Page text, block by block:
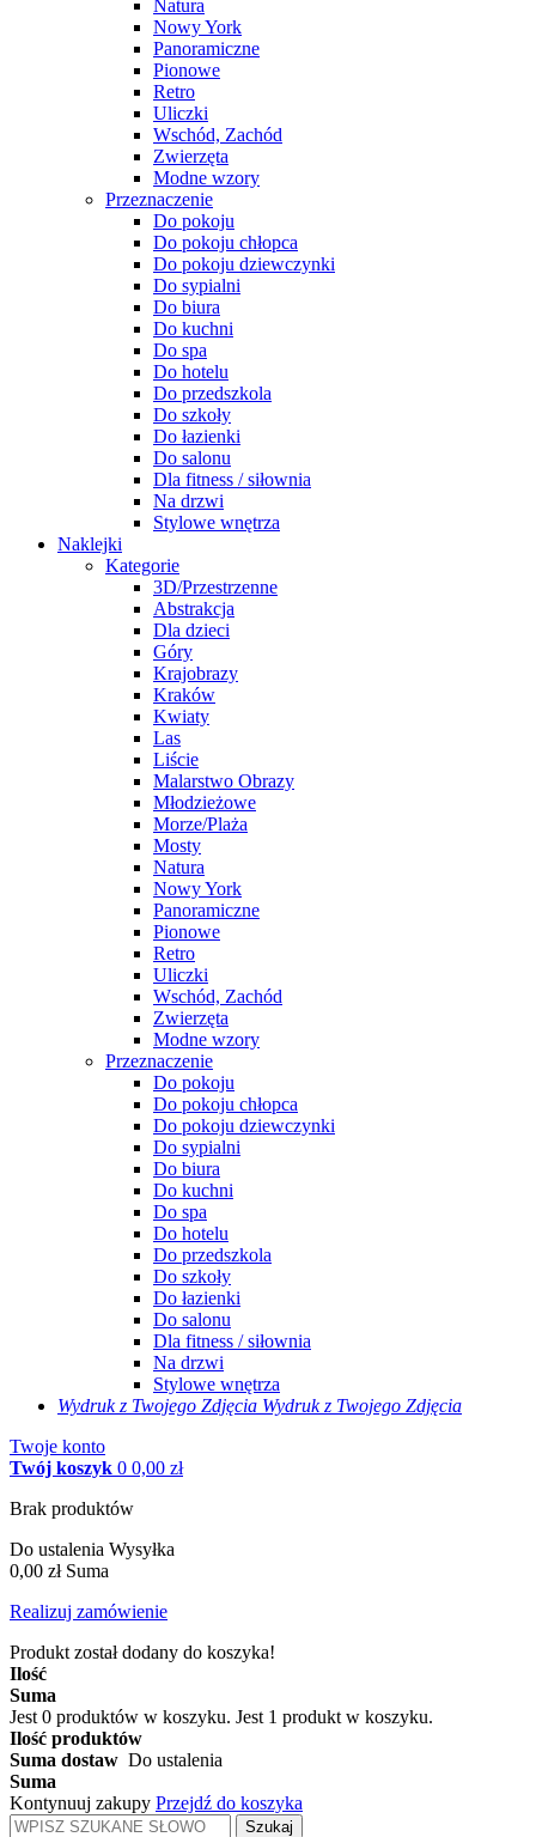
Natura
Nowy York
Panoramiczne
Pionowe
Retro
Uliczki
Wschód, Zachód
Zwierzęta
Modne wzory
Przeznaczenie
Do pokoju
Do pokoju chłopca
Do pokoju dziewczynki
Do sypialni
Do biura
Do kuchni
Do spa
Do hotelu
Do przedszkola
Do szkoły
Do łazienki
Do salonu
Dla fitness / siłownia
Na drzwi
Stylowe wnętrza
Naklejki
Kategorie
3D/Przestrzenne
Abstrakcja
Dla dzieci
Góry
Krajobrazy
Kraków
Kwiaty
Las
Liście
Malarstwo Obrazy
Młodzieżowe
Morze/Plaża
Mosty
Natura
Nowy York
Panoramiczne
Pionowe
Retro
Uliczki
Wschód, Zachód
Zwierzęta
Modne wzory
Przeznaczenie
Do pokoju
Do pokoju chłopca
Do pokoju dziewczynki
Do sypialni
Do biura
Do kuchni
Do spa
Do hotelu
Do przedszkola
Do szkoły
Do łazienki
Do salonu
Dla fitness / siłownia
Na drzwi
Stylowe wnętrza
Wydruk z Twojego Zdjęcia Wydruk z Twojego Zdjęcia
Twoje konto
Twój koszyk 0 0,00 zł
Brak produktów
Do ustalenia Wysyłka
0,00 zł Suma
Realizuj zamówienie
Produkt został dodany do koszyka!
Ilość
Suma
Jest 0 produktów w koszyku. Jest 1 produkt w koszyku.
Ilość produktów
Suma dostaw Do ustalenia
Suma
Kontynuuj zakupy Przejdź do koszyka
Szukaj